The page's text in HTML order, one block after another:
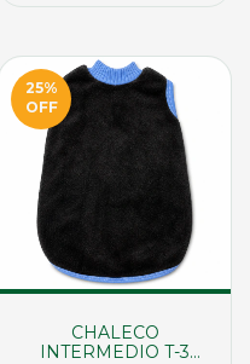
25%
OFF
CHALECO
INTERMEDIO T-3